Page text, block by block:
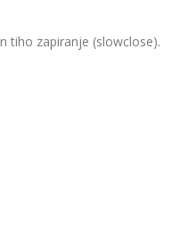
tiho zapiranje (slowclose).